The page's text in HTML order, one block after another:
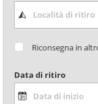
Riconsegna in
Data di ritiro